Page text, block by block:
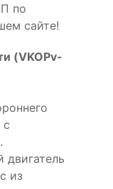
по
сайте!
(VKOPv-
с
двигатель
из